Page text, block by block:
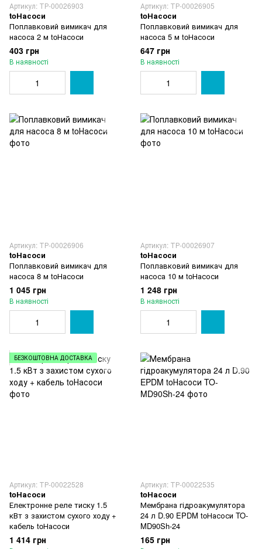
Артикул: ТР-00026903
toНасоси
Поплавковий вимикач для
насоса 2 м toНасоси
403 грн
В наявності
Артикул: ТР-00026905
toНасоси
Поплавковий вимикач для
насоса 5 м toНасоси
647 грн
В наявності
Артикул: ТР-00026906
toНасоси
Поплавковий вимикач для
насоса 8 м toНасоси
1 045 грн
В наявності
Артикул: ТР-00026907
toНасоси
Поплавковий вимикач для
насоса 10 м toНасоси
1 248 грн
В наявності
БЕЗКОШТОВНА ДОСТАВКА
Артикул: ТР-00022528
toНасоси
Електронне реле тиску 1.5
кВт з захистом сухого ходу +
кабель toНасоси
1 414 грн
Артикул: ТР-00022535
toНасоси
Мембрана гідроакумулятора
24 л D.90 EPDM toНасоси TO-
MD90Sh-24
165 грн